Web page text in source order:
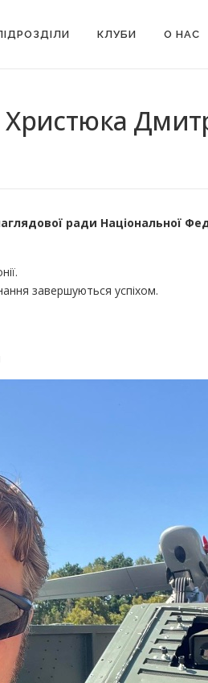
КЛУБИ О НАС
ради Національної
завершуються успіхом.